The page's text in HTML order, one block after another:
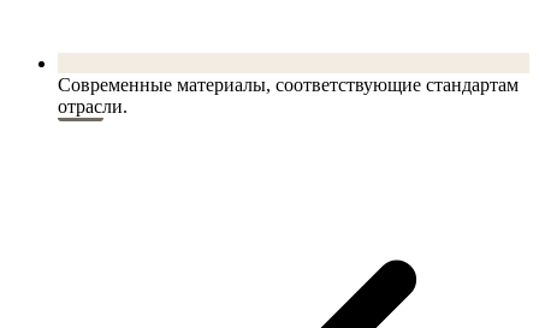
Современные материалы, соответствующие стандартам
отрасли.